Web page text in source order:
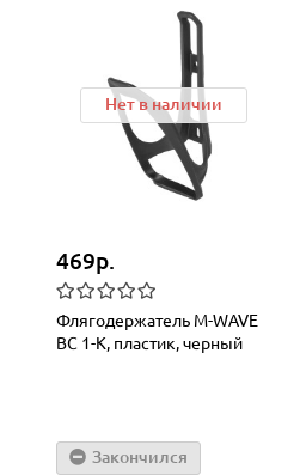
Нет в наличии
469р.
Флягодержатель M-WAVE
BC 1-K, пластик, черный
Закончился